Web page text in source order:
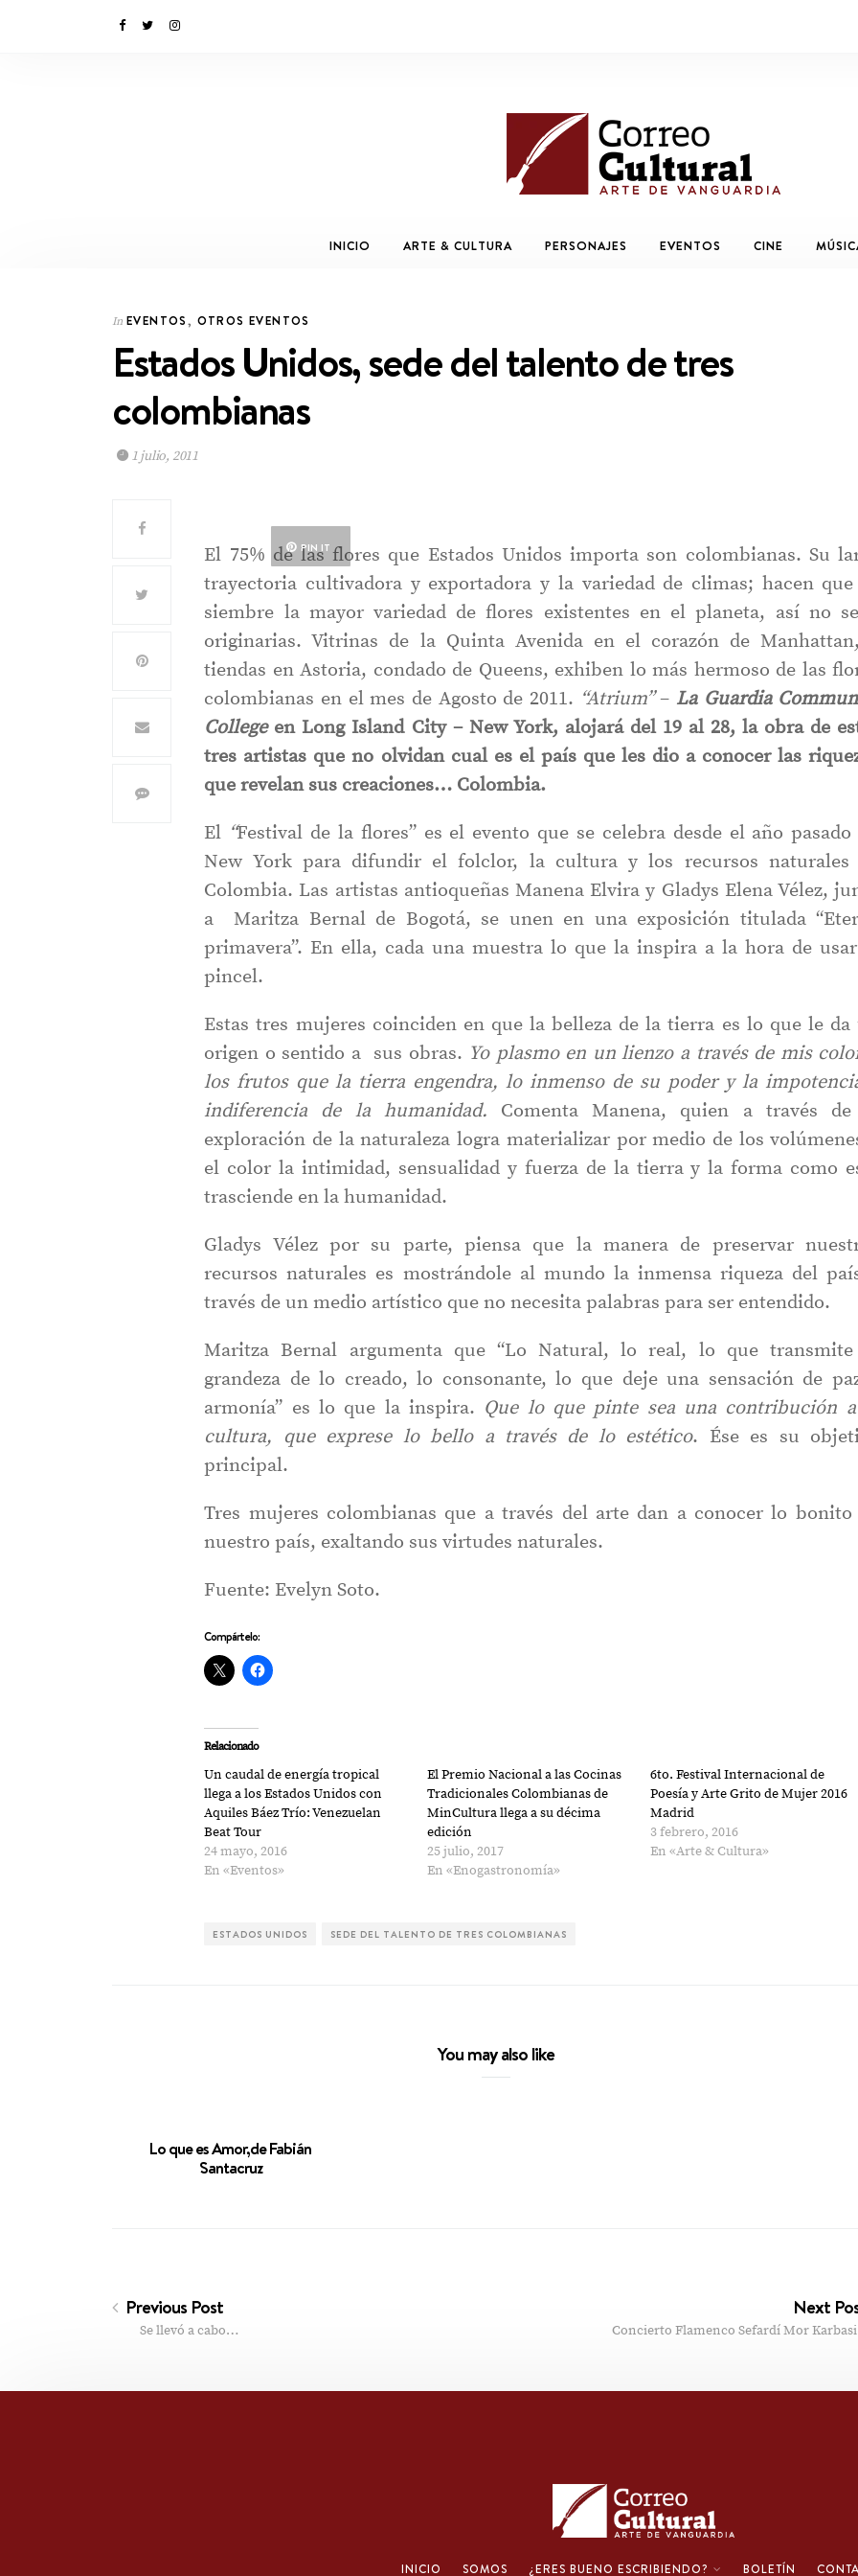
INICIO ARTE & CULTURA PERSONAJES EVENTOS CINE
In EVENTOS, OTROS EVENTOS
Estados Unidos, sede del talento de tres
colombianas
1 julio, 2011
PIN IT
El 75% de las flores que Estados Unidos importa son colombianas. Su
trayectoria cultivadora y exportadora y la variedad de climas; hacen que
siembre la mayor variedad de flores existentes en el planeta, así no
originarias. Vitrinas de la Quinta Avenida en el corazón de
tiendas en Astoria, condado de Queens, exhiben lo más hermoso de las
colombianas en el mes de Agosto de 2011. “Atrium”– La Guardia
College en Long Island City – New York, alojará del 19 al 28, la obra de
tres artistas que no olvidan cual es el país que les dio a conocer las
que revelan sus creaciones… Colombia.
El “Festival de la flores” es el evento que se celebra desde el año pasado
New York para difundir el folclor, la cultura y los recursos naturales
Colombia. Las artistas antioqueñas Manena Elvira y Gladys Elena Vélez,
a Maritza Bernal de Bogotá, se unen en una exposición titulada
primavera”. En ella, cada una muestra lo que la inspira a la hora de
pincel.
Estas tres mujeres coinciden en que la belleza de la tierra es lo que le da
origen o sentido a sus obras. Yo plasmo en un lienzo a través de mis
los frutos que la tierra engendra, lo inmenso de su poder y la
indiferencia de la humanidad. Comenta Manena, quien a través
exploración de la naturaleza logra materializar por medio de los
el color la intimidad, sensualidad y fuerza de la tierra y la forma como
trasciende en la humanidad.
Gladys Vélez por su parte, piensa que la manera de preservar
recursos naturales es mostrándole al mundo la inmensa riqueza del
través de un medio artístico que no necesita palabras para ser entendido.
Maritza Bernal argumenta que “Lo Natural, lo real, lo que
grandeza de lo creado, lo consonante, lo que deje una sensación de
armonía” es lo que la inspira. Que lo que pinte sea una contribución
cultura, que exprese lo bello a través de lo estético. Ése es su
principal.
Tres mujeres colombianas que a través del arte dan a conocer lo bonito
nuestro país, exaltando sus virtudes naturales.
Fuente: Evelyn Soto.
Compártelo:
Relacionado
Un caudal de energía tropical
llega a los Estados Unidos con
Aquiles Báez Trío: Venezuelan
Beat Tour
24 mayo, 2016
En «Eventos»
El Premio Nacional a las Cocinas
Tradicionales Colombianas de
MinCultura llega a su décima
edición
25 julio, 2017
En «Enogastronomía»
6to. Festival Internacional de
Poesía y Arte Grito de Mujer 2016
Madrid
3 febrero, 2016
En «Arte & Cultura»
ESTADOS UNIDOS SEDE DEL TALENTO DE TRES COLOMBIANAS
You may also like
Lo que es Amor,de Fabián
Santacruz
Previous Post
Se llevó a cabo…
Next
Concierto Flamenco Sefardí Mor Karbasi
INICIO SOMOS ¿ERES BUENO ESCRIBIENDO? BOLETÍN